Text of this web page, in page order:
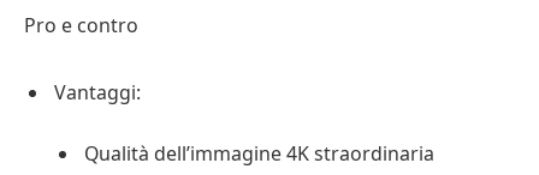
Pro e contro
Vantaggi:
Qualità dell’immagine 4K straordinaria